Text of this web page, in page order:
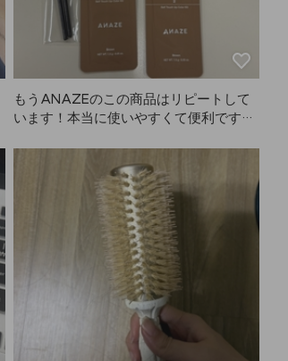
もうANAZEのこの商品はリピートして
います！本当に使いやすくて便利です。
かれて、みんな購入リンクを聞いてきま
した！とても人気で、本当におすすめで
きるアイテムです。